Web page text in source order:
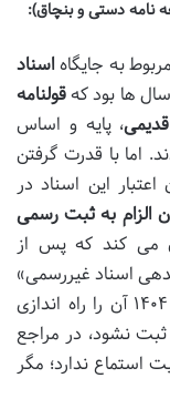
نامه دستی و بنچاق):
به جایگاه اسناد
ها بود کهقولنامه
، پایه و اساس
اما با قدرت گرفتن
این اسناد در
الزام به ثبت رسمی
می کند که پس از
اسناد غیررسمی»
(که سازمان ثبت مکلف است تا ۱۳ خرداد ۱۴۰۴ آن را راه اندازی
نشود، در مراجع
استماع ندارد؛ مگر